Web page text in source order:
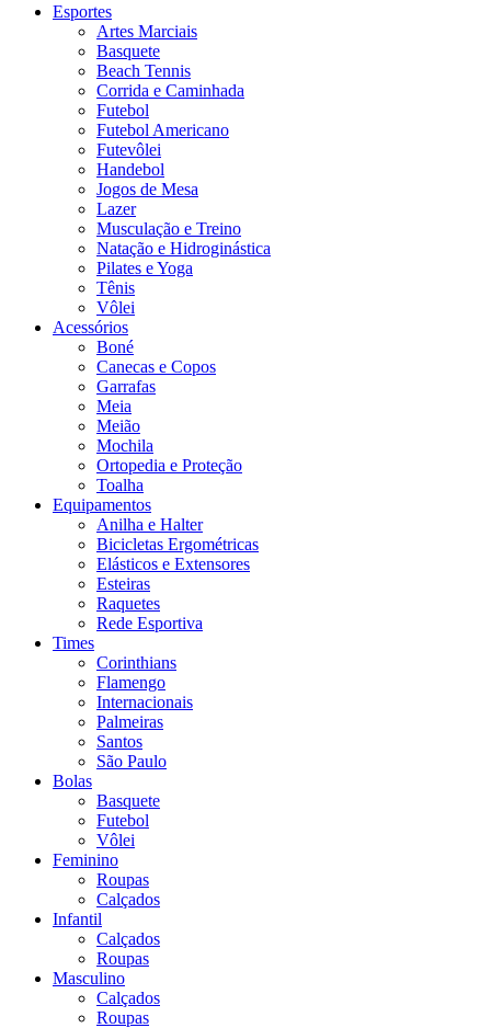
Esportes
Artes Marciais
Basquete
Beach Tennis
Corrida e Caminhada
Futebol
Futebol Americano
Futevôlei
Handebol
Jogos de Mesa
Lazer
Musculação e Treino
Natação e Hidroginástica
Pilates e Yoga
Tênis
Vôlei
Acessórios
Boné
Canecas e Copos
Garrafas
Meia
Meião
Mochila
Ortopedia e Proteção
Toalha
Equipamentos
Anilha e Halter
Bicicletas Ergométricas
Elásticos e Extensores
Esteiras
Raquetes
Rede Esportiva
Times
Corinthians
Flamengo
Internacionais
Palmeiras
Santos
São Paulo
Bolas
Basquete
Futebol
Vôlei
Feminino
Roupas
Calçados
Infantil
Calçados
Roupas
Masculino
Calçados
Roupas